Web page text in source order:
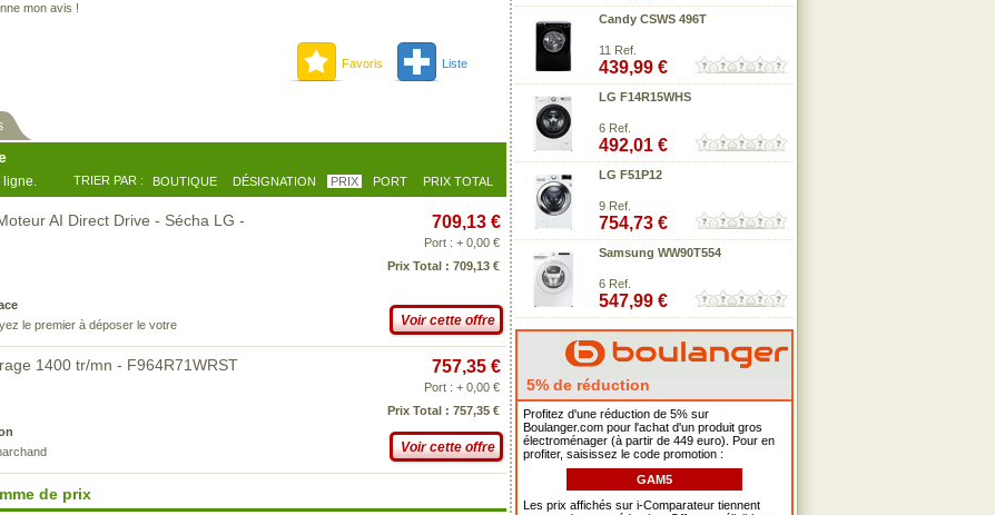
mon avis !
Favoris Liste
ligne. TRIER PAR : BOUTIQUE DÉSIGNATION PRIX PORT PRIX TOTAL
AI Direct Drive - Sécha LG -
le premier à déposer le votre
709,13 €
Port : + 0,00 €
Prix Total : 709,13 €
Voir cette offre
1400 tr/mn - F964R71WRST 757,35 €
Port : + 0,00 €
Prix Total : 757,35 €
Voir cette offre
de prix
Candy CSWS 496T
11 Ref.
439,99 €
LG F14R15WHS
6 Ref.
492,01 €
LG F51P12
9 Ref.
754,73 €
Samsung WW90T554
6 Ref.
547,99 €
5% de réduction
Profitez d'une réduction de 5% sur
Boulanger.com pour l'achat d'un produit gros
électroménager (à partir de 449 euro). Pour en
profiter, saisissez le code promotion :
GAM5
Les prix affichés sur i-Comparateur tiennent